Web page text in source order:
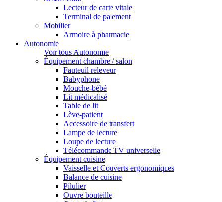
Lecteur de carte vitale
Terminal de paiement
Mobilier
Armoire à pharmacie
Autonomie
Voir tous Autonomie
Équipement chambre / salon
Fauteuil releveur
Babyphone
Mouche-bébé
Lit médicalisé
Table de lit
Lève-patient
Accessoire de transfert
Lampe de lecture
Loupe de lecture
Télécommande TV universelle
Équipement cuisine
Vaisselle et Couverts ergonomiques
Balance de cuisine
Pilulier
Ouvre bouteille